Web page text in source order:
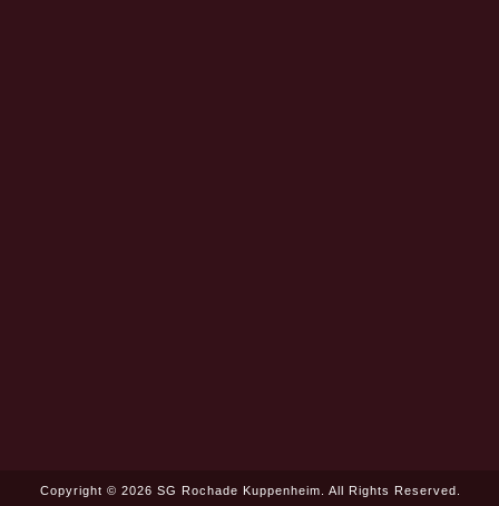
Copyright © 2026 SG Rochade Kuppenheim. All Rights Reserved.